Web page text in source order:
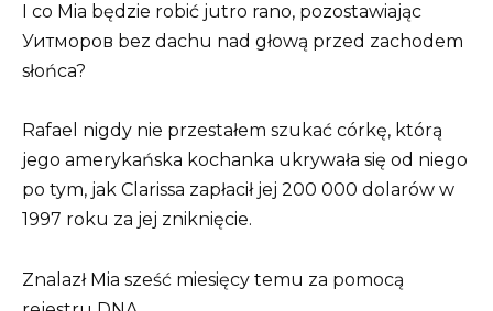
I co Mia będzie robić jutro rano, pozostawiając
Уитморов bez dachu nad głową przed zachodem
słońca?
Rafael nigdy nie przestałem szukać córkę, którą
jego amerykańska kochanka ukrywała się od niego
po tym, jak Clarissa zapłacił jej 200 000 dolarów w
1997 roku za jej zniknięcie.
Znalazł Mia sześć miesięcy temu za pomocą